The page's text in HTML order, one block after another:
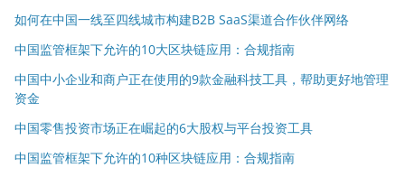
如何在中国一线至四线城市构建B2B SaaS渠道合作伙伴网络
中国监管框架下允许的10大区块链应用：合规指南
中国中小企业和商户正在使用的9款金融科技工具，帮助更好地管理
资金
中国零售投资市场正在崛起的6大股权与平台投资工具
中国监管框架下允许的10种区块链应用：合规指南